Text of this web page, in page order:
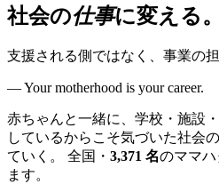
社会の仕事に変える。
支援される側ではなく、事業の担
— Your motherhood is your career.
赤ちゃんと一緒に、学校・施設
しているからこそ気づいた社会
ていく。 全国・ 3,371 名のママ
ます。